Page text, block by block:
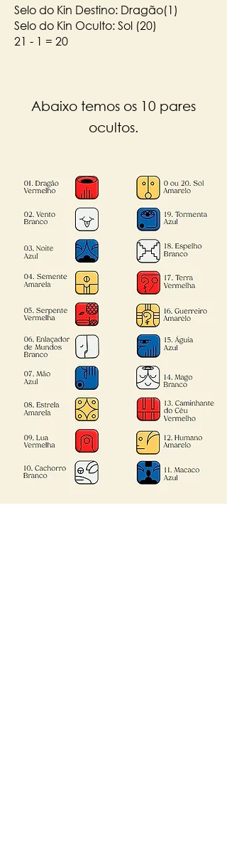
Selo do Kin Destino: Dragão(1)
Selo do Kin Oculto: Sol (20)
21 - 1 = 20
Abaixo temos os 10 pares
ocultos.